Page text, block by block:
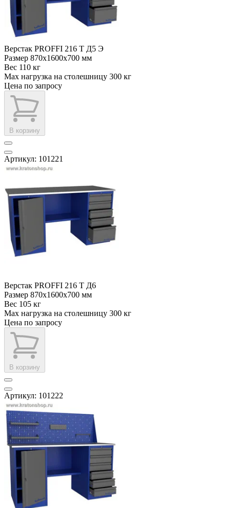
Верстак PROFFI 216 Т Д5 Э
Размер 870x1600x700 мм
Вес 110 кг
Max нагрузка на столешницу 300 кг
Цена по запросу
В корзину
Артикул: 101221
Верстак PROFFI 216 Т Д6
Размер 870x1600x700 мм
Вес 105 кг
Max нагрузка на столешницу 300 кг
Цена по запросу
В корзину
Артикул: 101222